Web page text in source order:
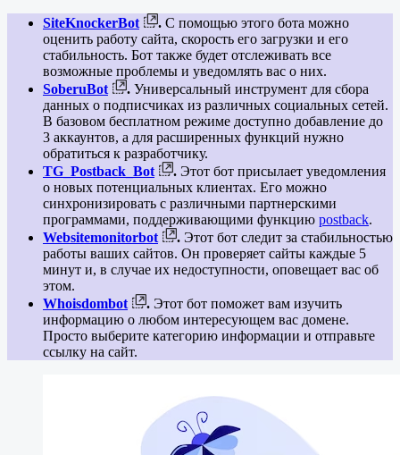
SiteKnockerBot . С помощью этого бота можно
оценить работу сайта, скорость его загрузки и его
стабильность. Бот также будет отслеживать все
возможные проблемы и уведомлять вас о них.
SoberuBot
. Универсальный инструмент для сбора
данных о подписчиках из различных социальных сетей.
В базовом бесплатном режиме доступно добавление до
3 аккаунтов, а для расширенных функций нужно
обратиться к разработчику.
TG_Postback_Bot
. Этот бот присылает уведомления
о новых потенциальных клиентах. Его можно
синхронизировать с различными партнерскими
программами, поддерживающими функцию postback.
Websitemonitorbot
. Этот бот следит за стабильностью
работы ваших сайтов. Он проверяет сайты каждые 5
минут и, в случае их недоступности, оповещает вас об
этом.
Whoisdombot
. Этот бот поможет вам изучить
информацию о любом интересующем вас домене.
Просто выберите категорию информации и отправьте
ссылку на сайт.